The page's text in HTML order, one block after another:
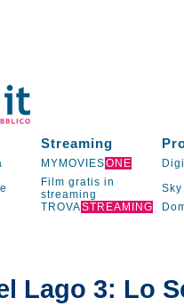
Streaming
MYMOVIESONE
Film gratis in
streaming
Sky
TROVASTREAMING
Lago 3: Lo